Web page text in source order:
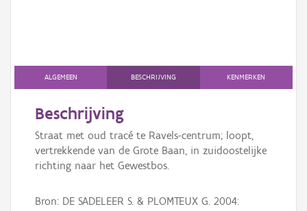
Persoon of collectief
Downloads
Hergebruik
ALGEMEEN BESCHRIJVING KENMERKEN
Beschrijving
Straat met oud tracé te Ravels-centrum; loopt,
vertrekkende van de Grote Baan, in zuidoostelijke
richting naar het Gewestbos.
Bron: DE SADELEER S. & PLOMTEUX G. 2004: